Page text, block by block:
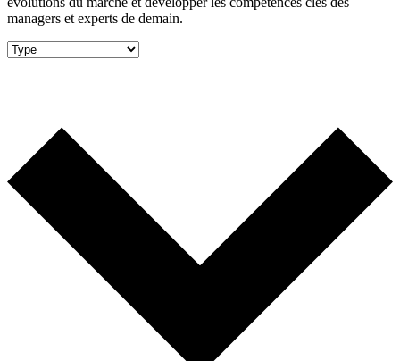
managers et experts de demain.